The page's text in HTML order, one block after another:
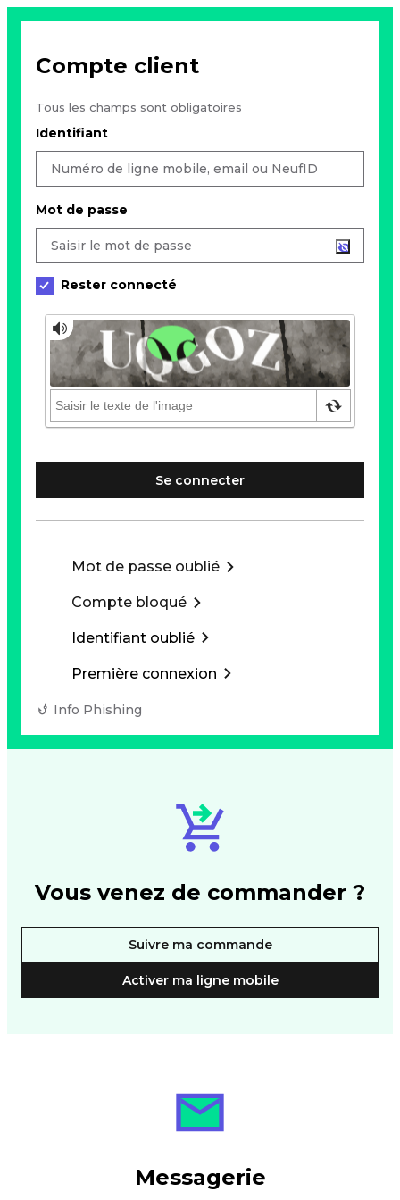
Compte client
Tous les champs sont obligatoires
Identifiant
Mot de passe
Rester connecté
Se connecter
Mot de passe oublié
Compte bloqué
Identifiant oublié
Première connexion
Info Phishing
Vous venez de commander ?
Suivre ma commande
Activer ma ligne mobile
Messagerie